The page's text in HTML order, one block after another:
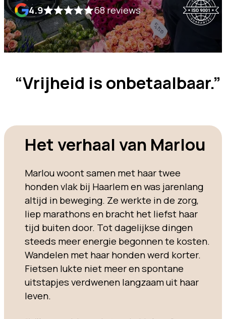
4.9 68 reviews
“Vrijheid is onbetaalbaar.”
Het verhaal van Marlou
Marlou woont samen met haar twee
honden vlak bij Haarlem en was jarenlang
altijd in beweging. Ze werkte in de zorg,
liep marathons en bracht het liefst haar
tijd buiten door. Tot dagelijkse dingen
steeds meer energie begonnen te kosten.
Wandelen met haar honden werd korter.
Fietsen lukte niet meer en spontane
uitstapjes verdwenen langzaam uit haar
leven.